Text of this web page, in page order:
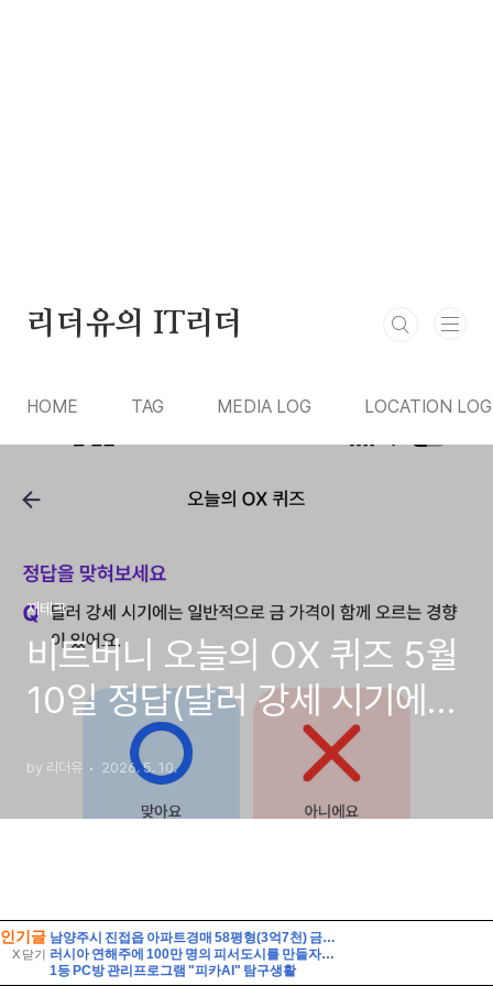
인기글
X 닫기
남양주시 진접읍 아파트경매 58평형(3억7천) 금곡리 해밀초등학교인근 신영지웰 10층 유찰2회 급매시세 남양주진접신영지웰아파트 부동산경매 매매
러시아 연해주에 100만 명의 피서도시를 만들자는 제안
1등 PC방 관리프로그램 "피카AI" 탐구생활